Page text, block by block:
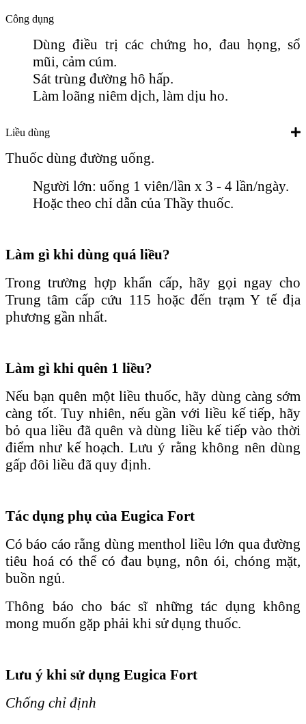
Công dụng
Dùng điều trị các chứng ho, đau họng, sổ
mũi, cảm cúm.
Sát trùng đường hô hấp.
Làm loãng niêm dịch, làm dịu ho.
Liều dùng
Thuốc dùng đường uống.
Người lớn: uống 1 viên/lần x 3 - 4 lần/ngày.
Hoặc theo chỉ dẫn của Thầy thuốc.
Làm gì khi dùng quá liều?
Trong trường hợp khẩn cấp, hãy gọi ngay cho
Trung tâm cấp cứu 115 hoặc đến trạm Y tế địa
phương gần nhất.
Làm gì khi quên 1 liều?
Nếu bạn quên một liều thuốc, hãy dùng càng sớm
càng tốt. Tuy nhiên, nếu gần với liều kế tiếp, hãy
bỏ qua liều đã quên và dùng liều kế tiếp vào thời
điểm như kế hoạch. Lưu ý rằng không nên dùng
gấp đôi liều đã quy định.
Tác dụng phụ của Eugica Fort
Có báo cáo rằng dùng menthol liều lớn qua đường
tiêu hoá có thể có đau bụng, nôn ói, chóng mặt,
buồn ngủ.
Thông báo cho bác sĩ những tác dụng không
mong muốn gặp phải khi sử dụng thuốc.
Lưu ý khi sử dụng Eugica Fort
Chống chỉ định